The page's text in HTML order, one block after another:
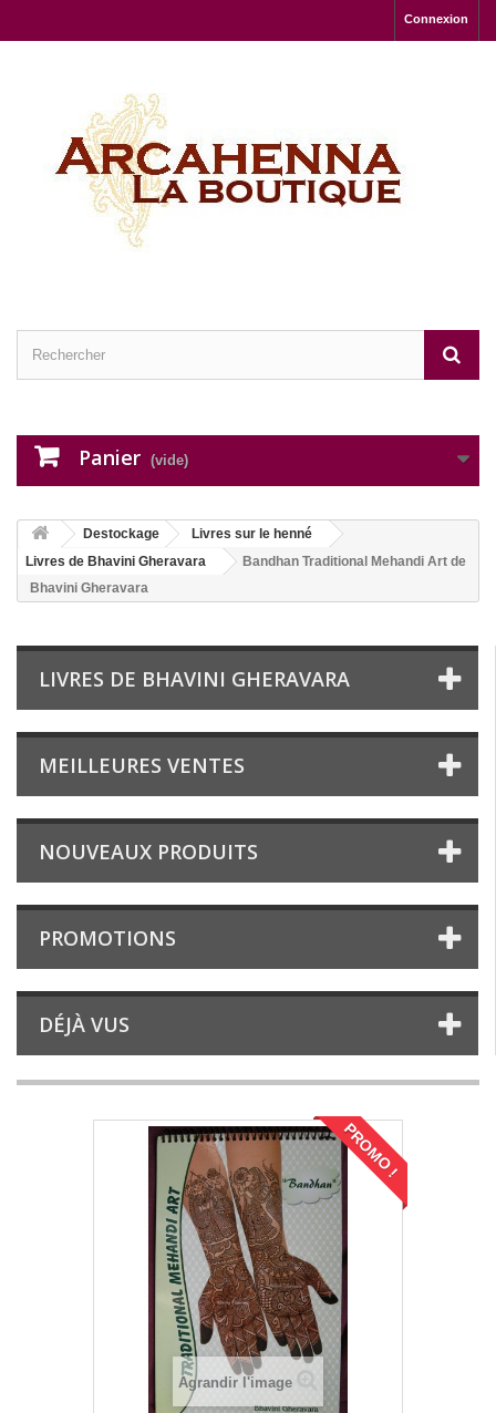
Connexion
Panier (vide)
Destockage
Livres sur le henné
Livres de Bhavini Gheravara
Bandhan Traditional Mehandi Art de
Bhavini Gheravara
LIVRES DE BHAVINI GHERAVARA
MEILLEURES VENTES
NOUVEAUX PRODUITS
PROMOTIONS
DÉJÀ VUS
PROMO !
Agrandir l'image